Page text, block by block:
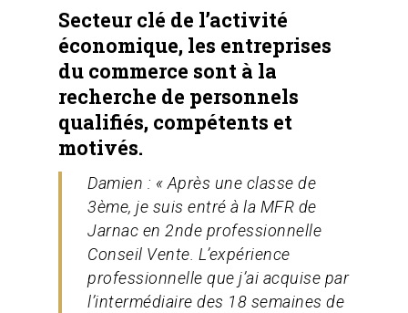
Secteur clé de l’activité
économique, les entreprises
du commerce sont à la
recherche de personnels
qualifiés, compétents et
motivés.
Damien : « Après une classe de
3ème, je suis entré à la MFR de
Jarnac en 2nde professionnelle
Conseil Vente. L’expérience
professionnelle que j’ai acquise par
l’intermédiaire des 18 semaines de